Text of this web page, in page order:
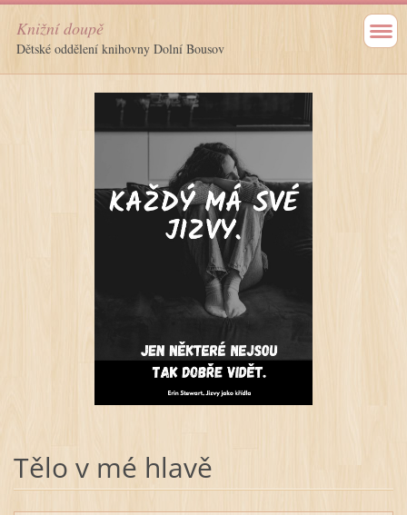
Knižní doupě
Dětské oddělení knihovny Dolní Bousov
Tělo v mé hlavě